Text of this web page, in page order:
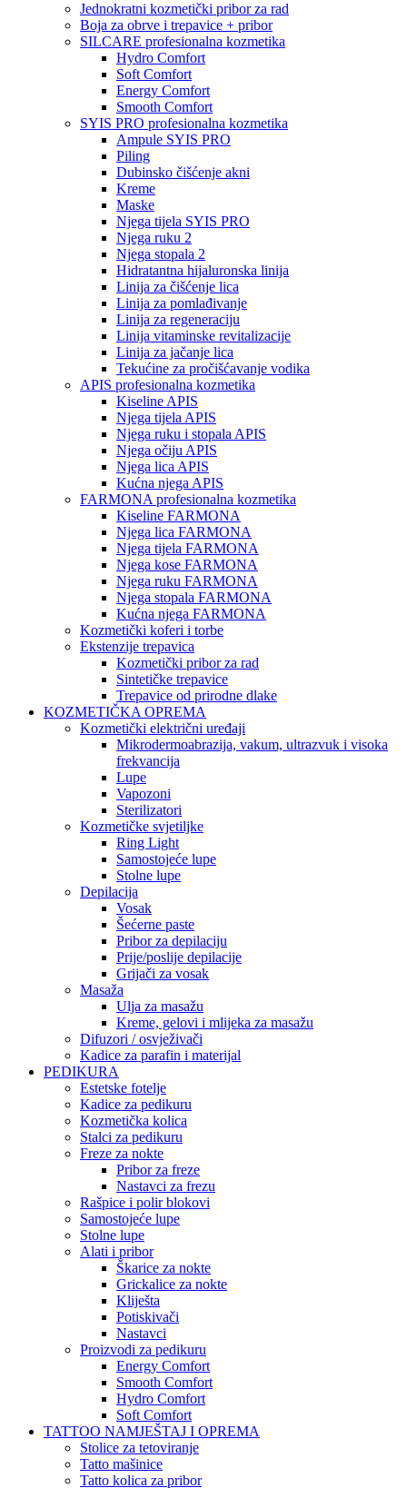
Jednokratni kozmetički pribor za rad
Boja za obrve i trepavice + pribor
SILCARE profesionalna kozmetika
Hydro Comfort
Soft Comfort
Energy Comfort
Smooth Comfort
SYIS PRO profesionalna kozmetika
Ampule SYIS PRO
Piling
Dubinsko čišćenje akni
Kreme
Maske
Njega tijela SYIS PRO
Njega ruku 2
Njega stopala 2
Hidratantna hijaluronska linija
Linija za čišćenje lica
Linija za pomlađivanje
Linija za regeneraciju
Linija vitaminske revitalizacije
Linija za jačanje lica
Tekućine za pročišćavanje vodika
APIS profesionalna kozmetika
Kiseline APIS
Njega tijela APIS
Njega ruku i stopala APIS
Njega očiju APIS
Njega lica APIS
Kućna njega APIS
FARMONA profesionalna kozmetika
Kiseline FARMONA
Njega lica FARMONA
Njega tijela FARMONA
Njega kose FARMONA
Njega ruku FARMONA
Njega stopala FARMONA
Kućna njega FARMONA
Kozmetički koferi i torbe
Ekstenzije trepavica
Kozmetički pribor za rad
Sintetičke trepavice
Trepavice od prirodne dlake
KOZMETIČKA OPREMA
Kozmetički električni uređaji
Mikrodermoabrazija, vakum, ultrazvuk i visoka
frekvancija
Lupe
Vapozoni
Sterilizatori
Kozmetičke svjetiljke
Ring Light
Samostojeće lupe
Stolne lupe
Depilacija
Vosak
Šećerne paste
Pribor za depilaciju
Prije/poslije depilacije
Grijači za vosak
Masaža
Ulja za masažu
Kreme, gelovi i mlijeka za masažu
Difuzori / osvježivači
Kadice za parafin i materijal
PEDIKURA
Estetske fotelje
Kadice za pedikuru
Kozmetička kolica
Stalci za pedikuru
Freze za nokte
Pribor za freze
Nastavci za frezu
Rašpice i polir blokovi
Samostojeće lupe
Stolne lupe
Alati i pribor
Škarice za nokte
Grickalice za nokte
Kliješta
Potiskivači
Nastavci
Proizvodi za pedikuru
Energy Comfort
Smooth Comfort
Hydro Comfort
Soft Comfort
TATTOO NAMJEŠTAJ I OPREMA
Stolice za tetoviranje
Tatto mašinice
Tatto kolica za pribor